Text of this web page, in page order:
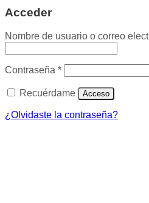
Acceder
Nombre de usuario o correo
Contraseña *Obligatorio
Recuérdame Acceso
¿Olvidaste la contraseña?